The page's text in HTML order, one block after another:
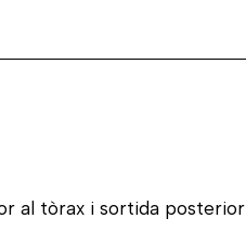
al tòrax i sortida posterior